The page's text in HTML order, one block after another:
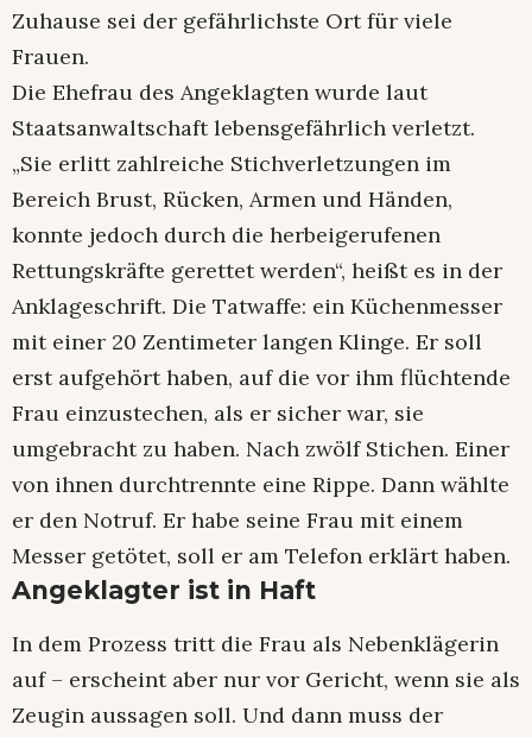
Zuhause sei der gefährlichste Ort für viele
Frauen.
Die Ehefrau des Angeklagten wurde laut
Staatsanwaltschaft lebensgefährlich verletzt.
„Sie erlitt zahlreiche Stichverletzungen im
Bereich Brust, Rücken, Armen und Händen,
konnte jedoch durch die herbeigerufenen
Rettungskräfte gerettet werden“, heißt es in der
Anklageschrift. Die Tatwaffe: ein Küchenmesser
mit einer 20 Zentimeter langen Klinge. Er soll
erst aufgehört haben, auf die vor ihm flüchtende
Frau einzustechen, als er sicher war, sie
umgebracht zu haben. Nach zwölf Stichen. Einer
von ihnen durchtrennte eine Rippe. Dann wählte
er den Notruf. Er habe seine Frau mit einem
Messer getötet, soll er am Telefon erklärt haben.
Angeklagter ist in Haft
In dem Prozess tritt die Frau als Nebenklägerin
auf – erscheint aber nur vor Gericht, wenn sie als
Zeugin aussagen soll. Und dann muss der